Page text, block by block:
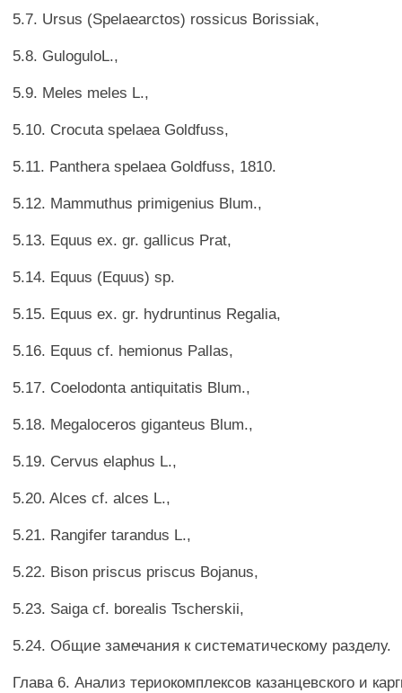
5.7. Ursus (Spelaearctos) rossicus Borissiak,
5.8. GuloguloL.,
5.9. Meles meles L.,
5.10. Crocuta spelaea Goldfuss,
5.11. Panthera spelaea Goldfuss, 1810.
5.12. Mammuthus primigenius Blum.,
5.13. Equus ex. gr. gallicus Prat,
5.14. Equus (Equus) sp.
5.15. Equus ex. gr. hydruntinus Regalia,
5.16. Equus cf. hemionus Pallas,
5.17. Coelodonta antiquitatis Blum.,
5.18. Megaloceros giganteus Blum.,
5.19. Cervus elaphus L.,
5.20. Alces cf. alces L.,
5.21. Rangifer tarandus L.,
5.22. Bison priscus priscus Bojanus,
5.23. Saiga cf. borealis Tscherskii,
5.24. Общие замечания к систематическому разделу.
Глава 6. Анализ териокомплексов казанцевского и